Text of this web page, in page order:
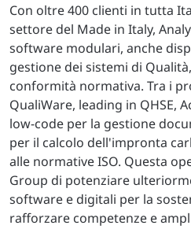
Con oltre 400 clienti in tutta
settore del Made in Italy,
software modulari, anche
gestione dei sistemi di
conformità normativa. Tra i
QualiWare, leading in QHSE,
low-code per la gestione
per il calcolo dell'impronta
alle normative ISO. Questa
Group di potenziare
software e digitali per la
rafforzare competenze e